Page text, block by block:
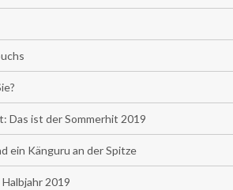
Das ist der Sommerhit 2019
ein Känguru an der Spitze
2019